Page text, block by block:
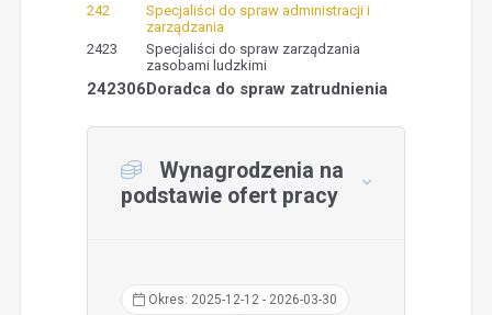
242
Specjaliści do spraw administracji i
zarządzania
2423
Specjaliści do spraw zarządzania
zasobami ludzkimi
242306Doradca do spraw zatrudnienia
Wynagrodzenia na
podstawie ofert pracy
Okres: 2025-12-12 - 2026-03-30